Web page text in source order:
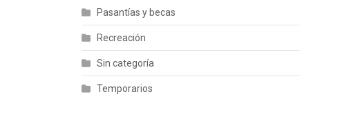
Pasantías y becas
Recreación
Sin categoría
Temporarios